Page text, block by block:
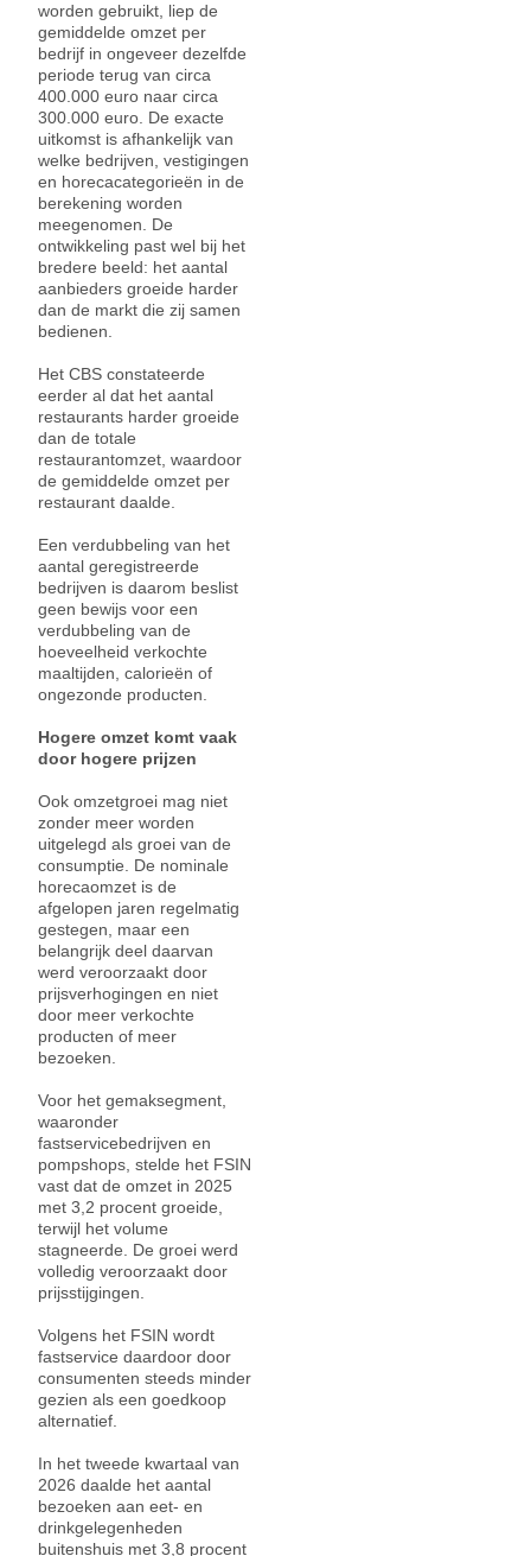
worden gebruikt, liep de
gemiddelde omzet per
bedrijf in ongeveer dezelfde
periode terug van circa
400.000 euro naar circa
300.000 euro. De exacte
uitkomst is afhankelijk van
welke bedrijven, vestigingen
en horecacategorieën in de
berekening worden
meegenomen. De
ontwikkeling past wel bij het
bredere beeld: het aantal
aanbieders groeide harder
dan de markt die zij samen
bedienen.
Het CBS constateerde
eerder al dat het aantal
restaurants harder groeide
dan de totale
restaurantomzet, waardoor
de gemiddelde omzet per
restaurant daalde.
Een verdubbeling van het
aantal geregistreerde
bedrijven is daarom beslist
geen bewijs voor een
verdubbeling van de
hoeveelheid verkochte
maaltijden, calorieën of
ongezonde producten.
Hogere omzet komt vaak
door hogere prijzen
Ook omzetgroei mag niet
zonder meer worden
uitgelegd als groei van de
consumptie. De nominale
horecaomzet is de
afgelopen jaren regelmatig
gestegen, maar een
belangrijk deel daarvan
werd veroorzaakt door
prijsverhogingen en niet
door meer verkochte
producten of meer
bezoeken.
Voor het gemaksegment,
waaronder
fastservicebedrijven en
pompshops, stelde het FSIN
vast dat de omzet in 2025
met 3,2 procent groeide,
terwijl het volume
stagneerde. De groei werd
volledig veroorzaakt door
prijsstijgingen.
Volgens het FSIN wordt
fastservice daardoor door
consumenten steeds minder
gezien als een goedkoop
alternatief.
In het tweede kwartaal van
2026 daalde het aantal
bezoeken aan eet- en
drinkgelegenheden
buitenshuis met 3,8 procent